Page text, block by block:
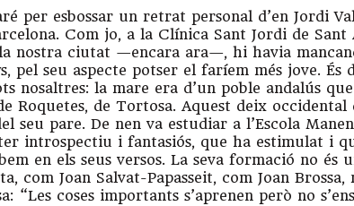
per esbossar un retrat personal d’en Jordi
Com jo, a la Clínica Sant Jordi de Sant
nostra ciutat —encara ara—, hi havia
pel seu aspecte potser el faríem més jove. És
nosaltres: la mare era d’un poble andalús
Roquetes, de Tortosa. Aquest deix
seu pare. De nen va estudiar a l’Escola
introspectiu i fantasiós, que ha estimulat i
en els seus versos. La seva formació no és
com Joan Salvat-Papasseit, com Joan
“Les coses importants s’aprenen però no